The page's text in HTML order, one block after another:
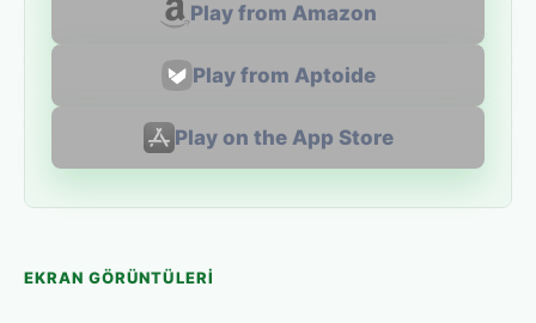
Play from Amazon
Play from Aptoide
Play on the App Store
EKRAN GÖRÜNTÜLERI